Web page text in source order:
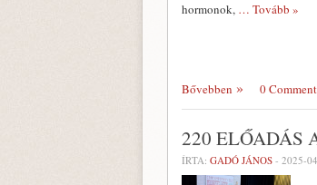
hormonok, … Tovább »
Bővebben 0
220 ELŐADÁS
ÍRTA: GADÓ JÁNOS - 2025-